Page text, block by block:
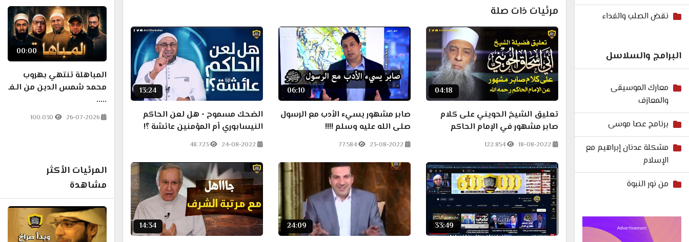
نقض الصلب والفداء
البرامج والسلاسل
معارك الموسيقى
والمعازف
برنامج عصا موسى
مشكلة عدنان إبراهيم مع
الإسلام
من نور النبوة
مرئيات ذات صلة
04:18
تعليق الشيخ الحويني على كلام
صابر مشهور في الإمام الحاكم
18-08-2022
122.854
06:10
صابر مشهور يسيء الأدب مع الرسول
صلى الله عليه وسلم !!!!
23-08-2022
77.584
13:24
الضحك مسموح - هل لعن الحاكم
النيسابوري أم المؤمنين عائشة ؟!
24-08-2022
48.723
33:49
24:09
14:34
00:00
المباهلة تنتهي بهروب
محمد شمس الدين من الـفـ
.....
26-07-2026
100.030
المرئيات الأكثر
مشاهدة